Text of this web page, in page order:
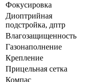
Фокусировка
Диоптрийная
подстройка, дптр
Влагозащищенность
Газонаполнение
Крепление
Прицельная сетка
Компас